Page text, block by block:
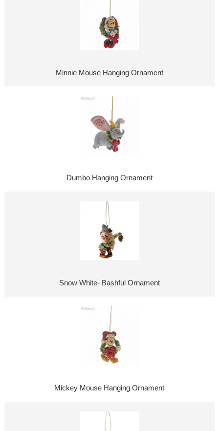
Minnie Mouse Hanging Ornament
Dumbo Hanging Ornament
Snow White- Bashful Ornament
Mickey Mouse Hanging Ornament